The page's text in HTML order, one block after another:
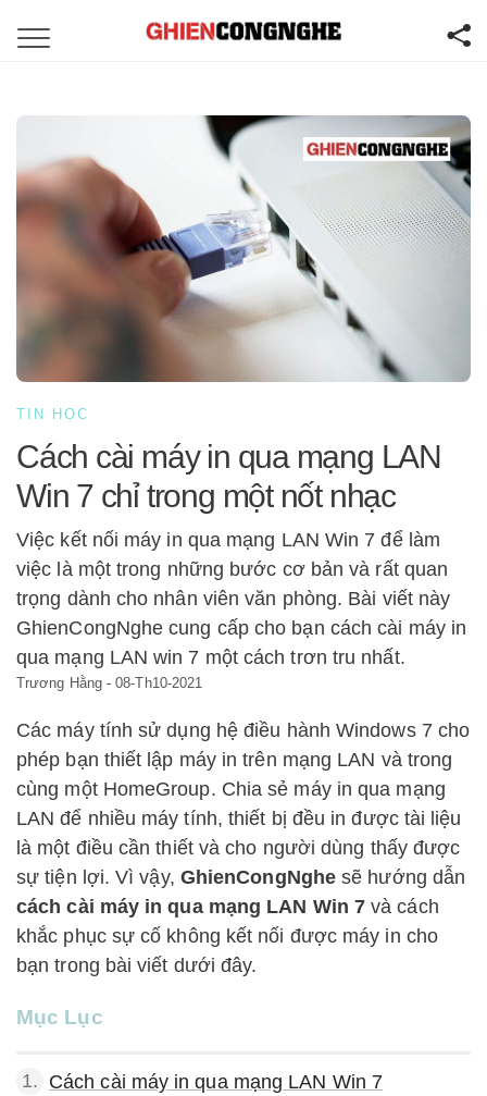
TIN HỌC
Cách cài máy in qua mạng LAN
Win 7 chỉ trong một nốt nhạc
Việc kết nối máy in qua mạng LAN Win 7 để làm
việc là một trong những bước cơ bản và rất quan
trọng dành cho nhân viên văn phòng. Bài viết này
GhienCongNghe cung cấp cho bạn cách cài máy in
qua mạng LAN win 7 một cách trơn tru nhất.
Trương Hằng-08-Th10-2021
Các máy tính sử dụng hệ điều hành Windows 7 cho
phép bạn thiết lập máy in trên mạng LAN và trong
cùng một HomeGroup. Chia sẻ máy in qua mạng
LAN để nhiều máy tính, thiết bị đều in được tài liệu
là một điều cần thiết và cho người dùng thấy được
sự tiện lợi. Vì vậy, GhienCongNghe sẽ hướng dẫn
cách cài máy in qua mạng LAN Win 7 và cách
khắc phục sự cố không kết nối được máy in cho
bạn trong bài viết dưới đây.
Mục Lục
1. Cách cài máy in qua mạng LAN Win 7